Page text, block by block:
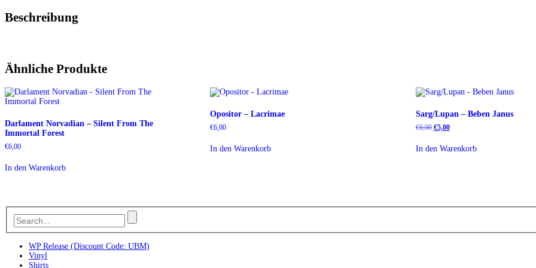
Beschreibung
Ähnliche Produkte
Darlament Norvadian – Silent From The
Immortal Forest
€6,00
In den Warenkorb
Opositor – Lacrimae
€6,00
In den Warenkorb
Sarg/Lupan – Beben Janus
€6,00 Ursprünglicher
war:
€6,00
€5,00Aktueller
€5,00.
In den Warenkorb
WP Release (Discount Code: UBM)
Vinyl
Shirts